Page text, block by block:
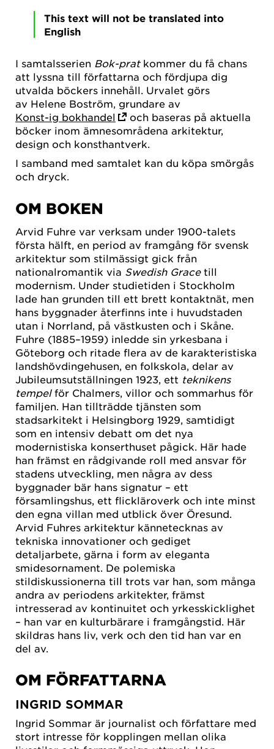
This text will not be translated into
English
I samtalsserien Bok-pratkommer du få chans
att lyssna till författarna och fördjupa dig
utvalda böckers innehåll. Urvalet görs
av Helene Boström, grundare av
Konst-ig bokhandel
och baseras på aktuella
böcker inom ämnesområdena arkitektur,
design och konsthantverk.
I samband med samtalet kan du köpa smörgås
och dryck.
OM BOKEN
Arvid Fuhre var verksam under 1900-talets
första hälft, en period av framgång för svensk
arkitektur som stilmässigt gick från
nationalromantik via Swedish Gracetill
modernism. Under studietiden i Stockholm
lade han grunden till ett brett kontaktnät, men
hans byggnader återfinns inte i huvudstaden
utan i Norrland, på västkusten och i Skåne.
Fuhre (1885–1959) inledde sin yrkesbana i
Göteborg och ritade flera av de karakteristiska
landshövdingehusen, en folkskola, delar av
Jubileumsutställningen 1923, ett teknikens
tempelför Chalmers, villor och sommarhus för
familjen. Han tillträdde tjänsten som
stadsarkitekt i Helsingborg 1929, samtidigt
som en intensiv debatt om det nya
modernistiska konserthuset pågick. Här hade
han främst en rådgivande roll med ansvar för
stadens utveckling, men några av dess
byggnader bär hans signatur – ett
församlingshus, ett flickläroverk och inte minst
den egna villan med utblick över Öresund.
Arvid Fuhres arkitektur kännetecknas av
tekniska innovationer och gediget
detaljarbete, gärna i form av eleganta
smidesornament. De polemiska
stildiskussionerna till trots var han, som många
andra av periodens arkitekter, främst
intresserad av kontinuitet och yrkesskicklighet
– han var en kulturbärare i framgångstid. Här
skildras hans liv, verk och den tid han var en
del av.
OM FÖRFATTARNA
INGRID SOMMAR
Ingrid Sommar är journalist och författare med
stort intresse för kopplingen mellan olika